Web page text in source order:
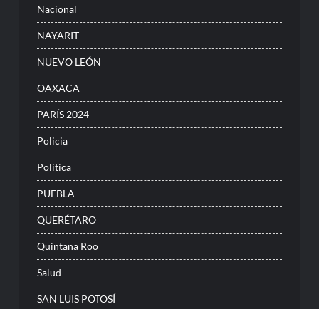
Nacional
NAYARIT
NUEVO LEÓN
OAXACA
PARÍS 2024
Policia
Politica
PUEBLA
QUERÉTARO
Quintana Roo
Salud
SAN LUIS POTOSÍ